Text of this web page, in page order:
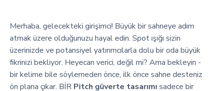
Merhaba, gelecekteki girişimci! Büyük bir sahneye adım
atmak üzere olduğunuzu hayal edin. Spot ışığı sizin
üzerinizde ve potansiyel yatırımcılarla dolu bir oda büyük
fikrinizi bekliyor. Heyecan verici, değil mi? Ama bekleyin -
bir kelime bile söylemeden önce, ilk önce sahne desteniz
ön plana çıkar. BİR Pitch güverte tasarımı sadece bir